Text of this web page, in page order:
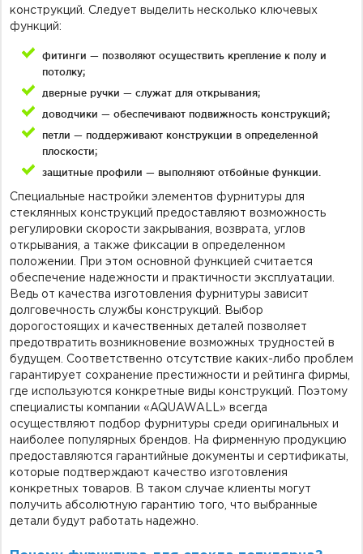
конструкций. Следует выделить несколько ключевых
функций:
фитинги — позволяют осуществить крепление к полу и
потолку;
дверные ручки — служат для открывания;
доводчики — обеспечивают подвижность конструкций;
петли — поддерживают конструкции в определенной
плоскости;
защитные профили — выполняют отбойные функции.
Специальные настройки элементов фурнитуры для
стеклянных конструкций предоставляют возможность
регулировки скорости закрывания, возврата, углов
открывания, а также фиксации в определенном
положении. При этом основной функцией считается
обеспечение надежности и практичности эксплуатации.
Ведь от качества изготовления фурнитуры зависит
долговечность службы конструкций. Выбор
дорогостоящих и качественных деталей позволяет
предотвратить возникновение возможных трудностей в
будущем. Соответственно отсутствие каких-либо проблем
гарантирует сохранение престижности и рейтинга фирмы,
где используются конкретные виды конструкций. Поэтому
специалисты компании «AQUAWALL» всегда
осуществляют подбор фурнитуры среди оригинальных и
наиболее популярных брендов. На фирменную продукцию
предоставляются гарантийные документы и сертификаты,
которые подтверждают качество изготовления
конкретных товаров. В таком случае клиенты могут
получить абсолютную гарантию того, что выбранные
детали будут работать надежно.